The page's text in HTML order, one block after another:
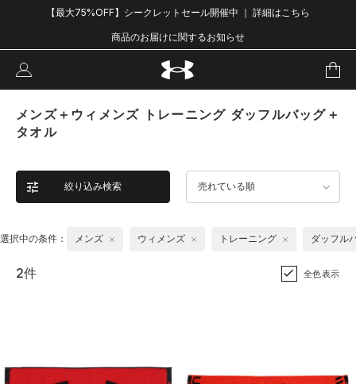
【最大75%OFF】シークレットセール開催中 ｜ 詳細はこちら
商品のお届けに関するお知らせ
メンズ＋ウィメンズ トレーニング ダッフルバッグ＋
タオル
絞り込み検索 売れている順
選択中の条件： メンズ ウィメンズ トレーニング ダッフル
2件 全色表示